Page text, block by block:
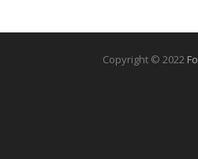
Copyright © 2022